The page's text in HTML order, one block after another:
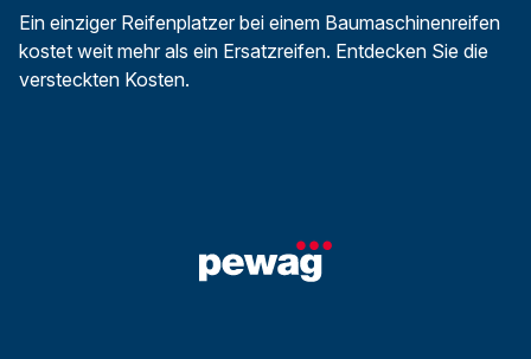
Ein einziger Reifenplatzer bei einem Baumaschinenreifen
kostet weit mehr als ein Ersatzreifen. Entdecken Sie die
versteckten Kosten.